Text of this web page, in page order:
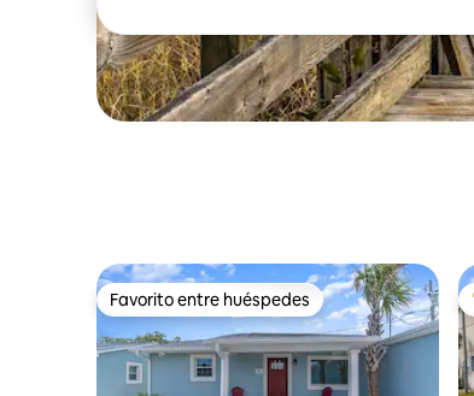
Favorito entre huéspedes
Favorito entre huéspedes